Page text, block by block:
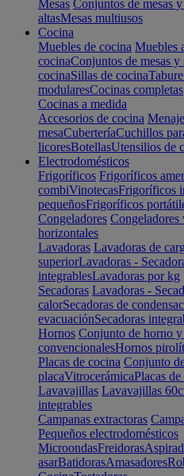
Mesas Conjuntos de mesas
altasMesas multiusos
Cocina
Muebles de cocina Muebles
cocinaConjuntos de mesas y
cocinaSillas de cocina
modularesCocinas completas
Cocinas a medida
Accesorios de cocina Menaje
mesaCuberteríaCuchillos
licoresBotellasUtensilios de
Electrodomésticos
Frigoríficos Frigoríficos
combiVinotecasFrigoríficos
pequeñosFrigoríficos
Congeladores Congeladores
horizontales
Lavadoras Lavadoras de
superiorLavadoras -
integrablesLavadoras por kg
Secadoras Lavadoras -
calorSecadoras de
evacuaciónSecadoras
Hornos Conjunto de horno y
convencionalesHornos
Placas de cocina Conjunto
placaVitrocerámicaPlacas
Lavavajillas Lavavajillas
integrables
Campanas extractoras
Pequeños electrodomésticos
MicroondasFreidoras
asarBatidorasAmasadores